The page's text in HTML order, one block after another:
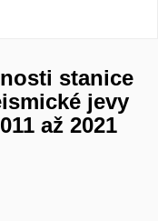
stanice
jevy
až 2021